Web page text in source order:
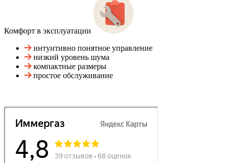
Комфорт в эксплуатации
интуитивно понятное управление
низкий уровень шума
компактные размеры
простое обслуживание